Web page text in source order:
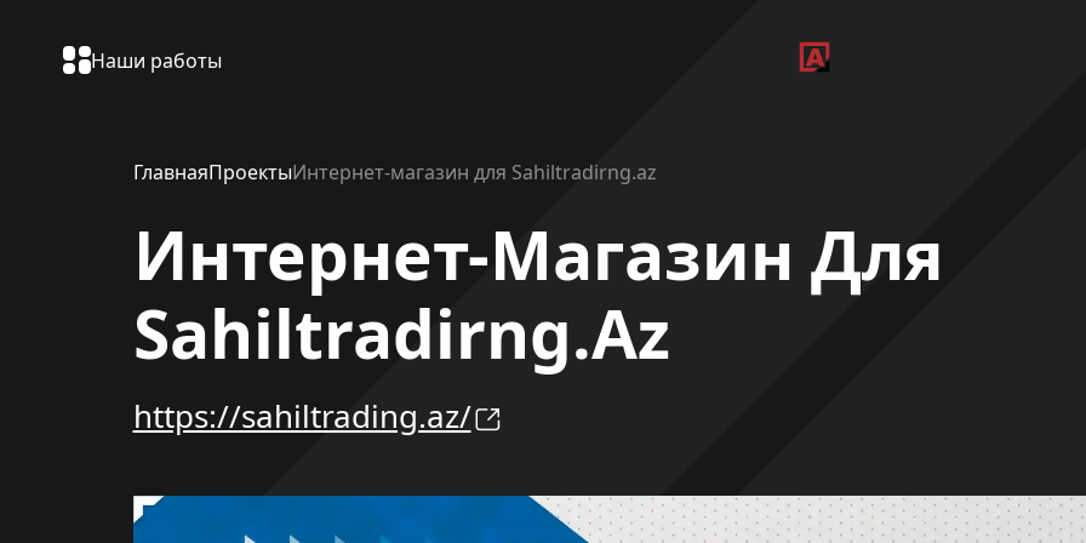
Наши работы
ГлавнаяПроектыИнтернет-магазин для Sahiltradirng.az
Интернет-Магазин Для
Sahiltradirng.az
https://sahiltrading.az/